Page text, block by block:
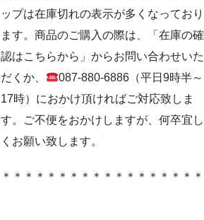
ップは在庫切れの表示が多くなっており
ます。商品のご購入の際は、「在庫の確
認はこちらから」からお問い合わせいた
だくか、
087-880-6886（平日9時半～
17時）におかけ頂ければご対応致しま
す。ご不便をおかけしますが、何卒宜し
くお願い致します。
＊＊＊＊＊＊＊＊＊＊＊＊＊＊＊＊＊＊